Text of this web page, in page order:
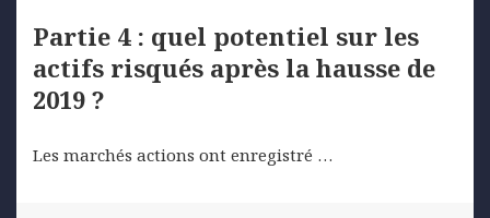
Partie 4 : quel potentiel sur les
actifs risqués après la hausse de
2019 ?
Les marchés actions ont enregistré …